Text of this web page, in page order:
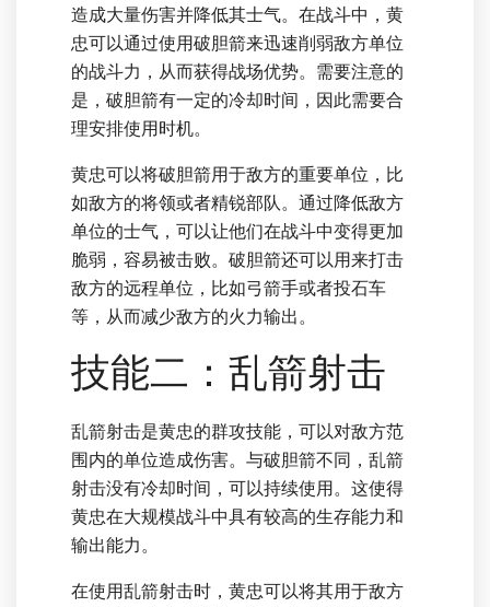
造成大量伤害并降低其士气。在战斗中，黄
忠可以通过使用破胆箭来迅速削弱敌方单位
的战斗力，从而获得战场优势。需要注意的
是，破胆箭有一定的冷却时间，因此需要合
理安排使用时机。
黄忠可以将破胆箭用于敌方的重要单位，比
如敌方的将领或者精锐部队。通过降低敌方
单位的士气，可以让他们在战斗中变得更加
脆弱，容易被击败。破胆箭还可以用来打击
敌方的远程单位，比如弓箭手或者投石车
等，从而减少敌方的火力输出。
技能二：乱箭射击
乱箭射击是黄忠的群攻技能，可以对敌方范
围内的单位造成伤害。与破胆箭不同，乱箭
射击没有冷却时间，可以持续使用。这使得
黄忠在大规模战斗中具有较高的生存能力和
输出能力。
在使用乱箭射击时，黄忠可以将其用于敌方